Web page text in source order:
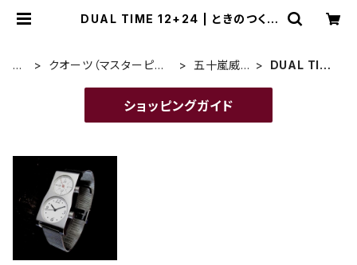
DUAL TIME 12+24 | ときのつくり
H
クオーツ（マスターピー
五十嵐威
DUAL TIM
ショッピングガイド